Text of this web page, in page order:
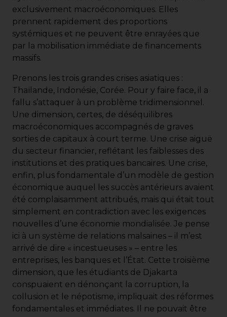
exclusivement macroéconomiques. Elles
prennent rapidement des proportions
systémiques et ne peuvent être enrayées que
par la mobilisation immédiate de financements
massifs.
Prenons les trois grandes crises asiatiques :
Thaïlande, Indonésie, Corée. Pour y faire face, il a
fallu s’attaquer à un problème tridimensionnel.
Une dimension, certes, de déséquilibres
macroéconomiques accompagnés de graves
sorties de capitaux à court terme. Une crise aiguë
du secteur financier, reflétant les faiblesses des
institutions et des pratiques bancaires. Une crise,
enfin, plus fondamentale d’un modèle de gestion
économique auquel les succès antérieurs avaient
été complaisamment attribués, mais qui était tout
simplement en contradiction avec les exigences
nouvelles d’une économie mondialisée. Je pense
ici à un système de relations malsaines – il m’est
arrivé de dire « incestueuses » – entre les
entreprises, les banques et l’État. Cette troisième
dimension, que les étudiants de Djakarta
conspuaient en dénonçant la corruption, la
collusion et le népotisme, impliquait des réformes
fondamentales et immédiates. Il ne pouvait être